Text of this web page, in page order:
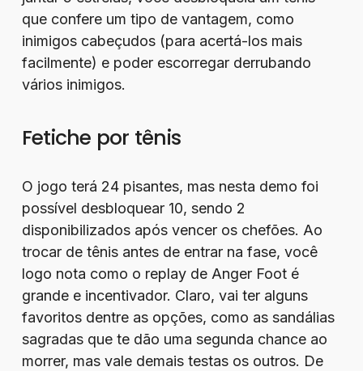
que confere um tipo de vantagem, como
inimigos cabeçudos (para acertá-los mais
facilmente) e poder escorregar derrubando
vários inimigos.
Fetiche por tênis
O jogo terá 24 pisantes, mas nesta demo foi
possível desbloquear 10, sendo 2
disponibilizados após vencer os chefões. Ao
trocar de tênis antes de entrar na fase, você
logo nota como o replay de Anger Foot é
grande e incentivador. Claro, vai ter alguns
favoritos dentre as opções, como as sandálias
sagradas que te dão uma segunda chance ao
morrer, mas vale demais testas os outros. De